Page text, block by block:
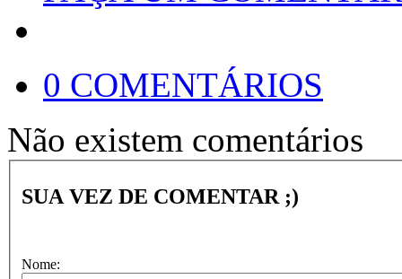
0 COMENTÁRIOS
Não existem comentários
SUA VEZ DE COMENTAR ;)
Nome: